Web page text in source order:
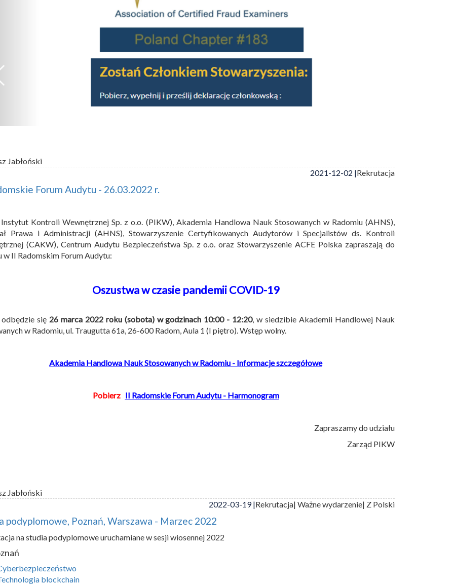
Jabłoński
2021-12-02 |Rekrutacja
Forum Audytu - 26.03.2022 r.
Kontroli Wewnętrznej Sp. z o.o. (PIKW), Akademia Handlowa Nauk Stosowanych w Radomiu (AHNS),
Prawa i Administracji (AHNS), Stowarzyszenie Certyfikowanych Audytorów i Specjalistów ds. Kontroli
(CAKW), Centrum Audytu Bezpieczeństwa Sp. z o.o. oraz Stowarzyszenie ACFE Polska zapraszają do
w II Radomskim Forum Audytu:
Oszustwa w czasie pandemii COVID-19
odbędzie się 26 marca 2022 roku (sobota) w godzinach 10:00 - 12:20, w siedzibie Akademii Handlowej Nauk
w Radomiu, ul. Traugutta 61a, 26-600 Radom, Aula 1 (I piętro). Wstęp wolny.
Akademia Handlowa Nauk Stosowanych w Radomiu - Informacje szczegółowe
Pobierz II Radomskie Forum Audytu - Harmonogram
Zapraszamy do udziału
Zarząd PIKW
Jabłoński
2022-03-19 |Rekrutacja| Ważne wydarzenie| Z Polski
podyplomowe, Poznań, Warszawa - Marzec 2022
na studia podyplomowe uruchamiane w sesji wiosennej 2022
blockchain